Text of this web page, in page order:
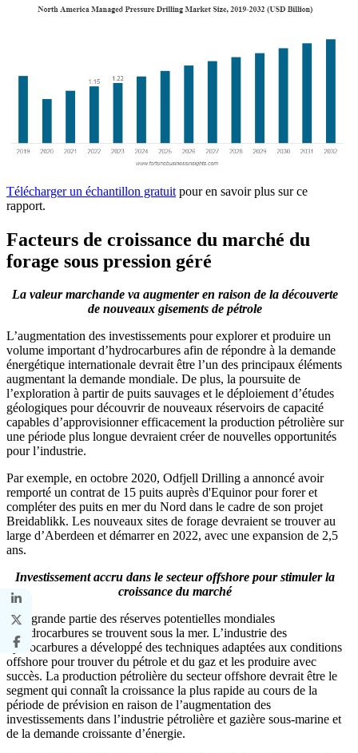
Télécharger un échantillon gratuit pour en savoir plus sur ce
rapport.
Facteurs de croissance du marché du
forage sous pression géré
La valeur marchande va augmenter en raison de la découverte
de nouveaux gisements de pétrole
L’augmentation des investissements pour explorer et produire un
volume important d’hydrocarbures afin de répondre à la demande
énergétique internationale devrait être l’un des principaux éléments
augmentant la demande mondiale. De plus, la poursuite de
l’exploration à partir de puits sauvages et le déploiement d’études
géologiques pour découvrir de nouveaux réservoirs de capacité
capables d’approvisionner efficacement la production pétrolière sur
une période plus longue devraient créer de nouvelles opportunités
pour l’industrie.
Par exemple, en octobre 2020, Odfjell Drilling a annoncé avoir
remporté un contrat de 15 puits auprès d'Equinor pour forer et
compléter des puits en mer du Nord dans le cadre de son projet
Breidablikk. Les nouveaux sites de forage devraient se trouver au
large d’Aberdeen et démarrer en 2022, avec une expansion de 2,5
ans.
Investissement accru dans le secteur offshore pour stimuler la
croissance du marché
Une grande partie des réserves potentielles mondiales
d’hydrocarbures se trouvent sous la mer. L’industrie des
hydrocarbures a développé des techniques adaptées aux conditions
offshore pour trouver du pétrole et du gaz et les produire avec
succès. La production pétrolière du secteur offshore devrait être le
segment qui connaît la croissance la plus rapide au cours de la
période de prévision en raison de l’augmentation des
investissements dans l’industrie pétrolière et gazière sous-marine et
de la demande croissante d’énergie.